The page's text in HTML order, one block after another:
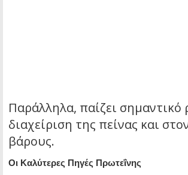
Παράλληλα, παίζει σημαντικό
διαχείριση της πείνας και
βάρους.
Οι Καλύτερες Πηγές Πρωτεΐνης